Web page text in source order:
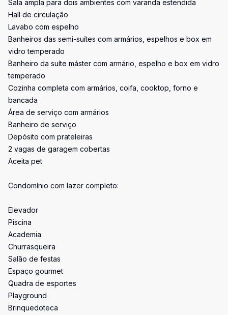
Sala ampla para dois ambientes com varanda estendida
Hall de circulação
Lavabo com espelho
Banheiros das semi-suítes com armários, espelhos e box em
vidro temperado
Banheiro da suíte máster com armário, espelho e box em vidro
temperado
Cozinha completa com armários, coifa, cooktop, forno e
bancada
Área de serviço com armários
Banheiro de serviço
Depósito com prateleiras
2 vagas de garagem cobertas
Aceita pet
Condomínio com lazer completo:
Elevador
Piscina
Academia
Churrasqueira
Salão de festas
Espaço gourmet
Quadra de esportes
Playground
Brinquedoteca